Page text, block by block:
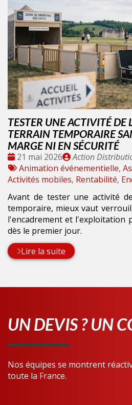
TESTER UNE ACTIVITÉ DE
TERRAIN TEMPORAIRE
MARGE NI EN SÉCURITÉ
Date
:
21 mai 2026
Publié
par
Action
Tags
:
Animation événementielle,
Activités mobiles, Rentabilité,
Avant de tester une activité
temporaire, mieux vaut
l'encadrement et l'exploitation
dès le premier jour.
Lire la suite
UN DEVIS ? UN
Nos équipes se montrent
toute la France.